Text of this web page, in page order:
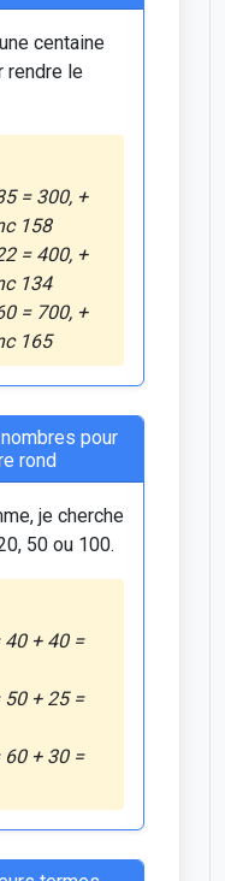
centaine
rendre le
= 300, +
158
= 400, +
134
= 700, +
165
pour
rond
je cherche
50 ou 100.
40 + 40 =
50 + 25 =
60 + 30 =